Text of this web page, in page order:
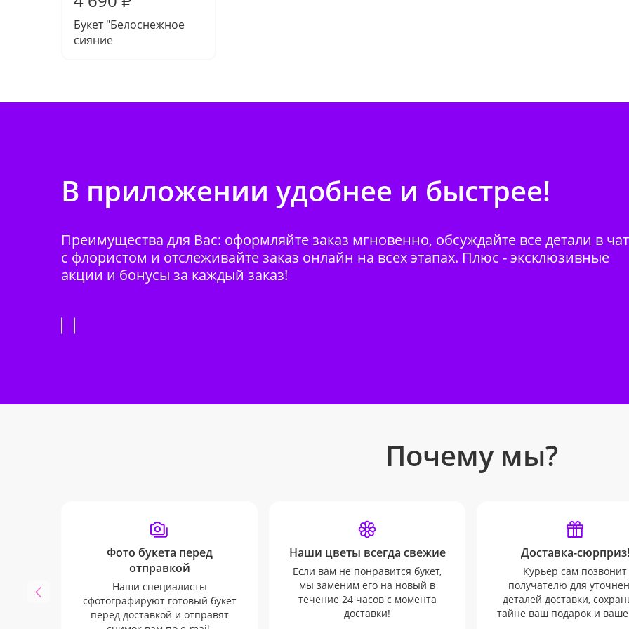
Букет "Белоснежное
сияние
В приложении удобнее и быстрее!
Преимущества для Вас: оформляйте заказ мгновенно, обсуждайте все детали в
с флористом и отслеживайте заказ онлайн на всех этапах. Плюс - эксклюзивные
акции и бонусы за каждый заказ!
Почему мы?
Фото букета перед
отправкой
Наши специалисты
сфотографируют готовый букет
перед доставкой и отправят
Наши цветы всегда свежие
Если вам не понравится букет,
мы заменим его на новый в
течение 24 часов с момента
доставки!
Доставка-сюрприз!
Курьер сам позвонит
получателю для
деталей доставки,
тайне ваш подарок и